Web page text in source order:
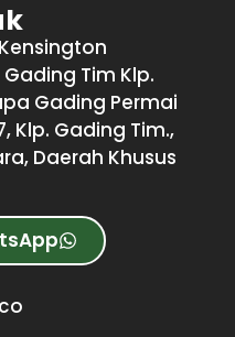
Tim Klp.
Gading Permai
Klp. Gading Tim.,
Daerah Khusus